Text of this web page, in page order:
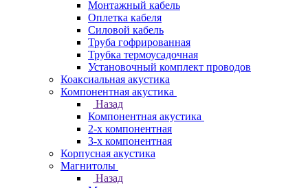
Монтажный кабель
Оплетка кабеля
Силовой кабель
Труба гофрированная
Трубка термоусадочная
Установочный комплект проводов
Коаксиальная акустика
Компонентная акустика
Назад
Компонентная акустика
2-х компонентная
3-х компонентная
Корпусная акустика
Магнитолы
Назад